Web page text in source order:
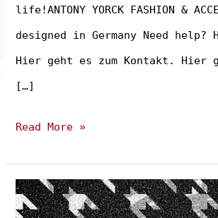
life!ANTONY YORCK FASHION &
designed in Germany Need
Hier geht es zum Kontakt. Hier
[…]
Behind
scenes!
–
Read More »